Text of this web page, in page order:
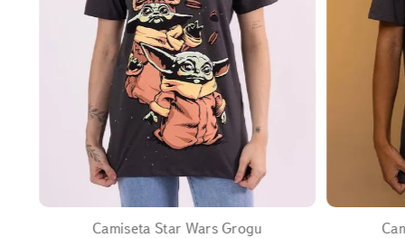
EXPANDIR
Camiseta Star Wars Grogu